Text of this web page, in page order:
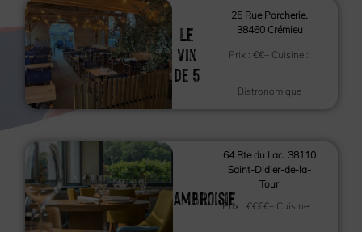
Le
Vin
de 5
25 Rue Porcherie,
38460 Crémieu
Prix : €€– Cuisine :
Bistronomique
Ambroisie
64 Rte du Lac, 38110
Saint-Didier-de-la-
Tour
Prix :€€€€– Cuisine :